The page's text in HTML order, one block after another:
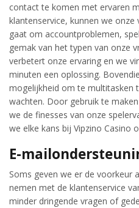
contact te komen met ervaren
klantenservice, kunnen we
gaat om accountproblemen,
gemak van het typen van onze
verbetert onze ervaring en we
minuten een oplossing.
mogelijkheid om te multitasken
wachten. Door gebruik te
we de finesses van onze
we elke kans bij Vipzino Casino
E-
Soms geven we er de voorkeur
nemen met de klantenservice
minder dringende vragen of